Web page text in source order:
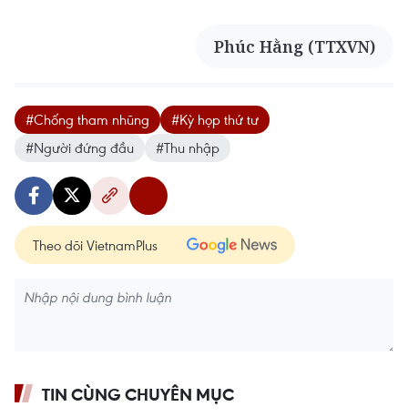
Phúc Hằng (TTXVN)
#Chống tham nhũng
#Kỳ họp thứ tư
#Người đứng đầu
#Thu nhập
Theo dõi VietnamPlus
TIN CÙNG CHUYÊN MỤC